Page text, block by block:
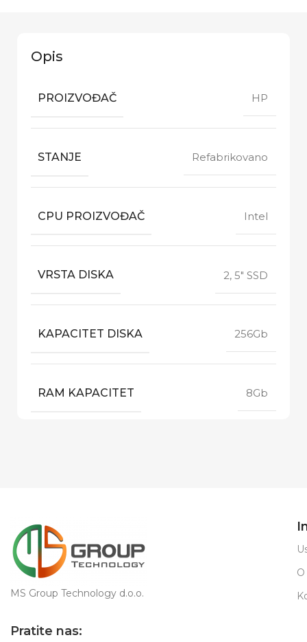
Opis
PROIZVOĐAČ HP
STANJE Refabrikovano
CPU PROIZVOĐAČ Intel
VRSTA DISKA 2, 5" SSD
KAPACITET DISKA 256Gb
RAM KAPACITET 8Gb
MS Group Technology d.o.o.
Pratite nas: